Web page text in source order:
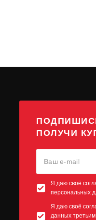
ПОЛУЧИ
Я даю своё
персональных
Я даю своё
данных